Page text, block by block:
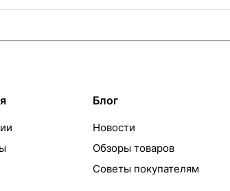
Блог
Новости
Обзоры товаров
Советы покупателям